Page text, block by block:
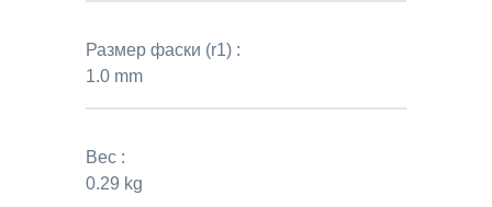
Размер фаски (r1) :
1.0 mm
Вес :
0.29 kg